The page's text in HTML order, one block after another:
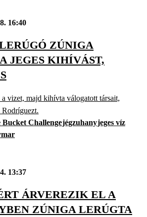
16:40
ZÚNIGA
JEGES KIHÍVÁST,
vizet, majd kihívta válogatott társait,
Rodríguezt.
Bucket Challengejégzuhanyjeges víz
13:37
ÁRVEREZIK EL A
ZÚNIGA LERÚGTA